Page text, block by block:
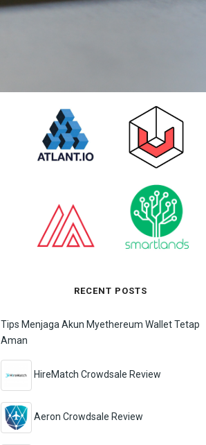
RECENT POSTS
Tips Menjaga Akun Myethereum Wallet Tetap
Aman
HireMatch Crowdsale Review
Aeron Crowdsale Review